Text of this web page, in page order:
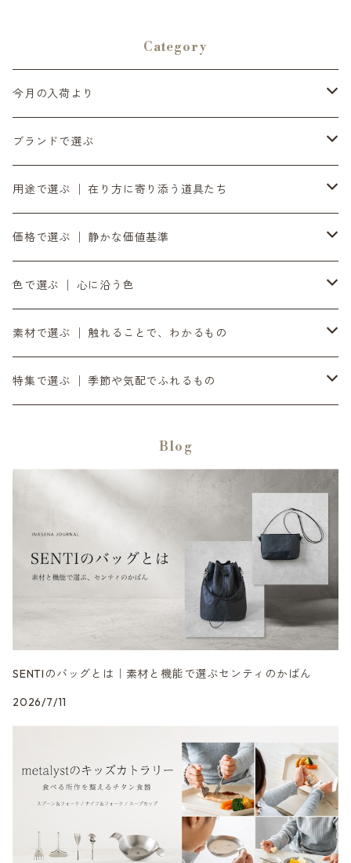
Category
今月の入荷より
6月の入荷便り
7月の入荷便り
8月の入荷便り
10月の入荷便り
11月の入荷便り
12月の入荷便り
5月の入荷便り
ブランドで選ぶ
INASENA SOUNDS │ イナセナサウンズ
to UTAU │ うたうへ
OZOPS │ オズオプス
SANDPRODUCT │ サンドプロダクト
センティ │ SENTI
SENTIの財布
SENTIのベルト
metalyst │ メタリスト
用途で選ぶ │ 在り方に寄り添う道具たち
持ち歩く道具 │ バッグ・財布・ポーチ・スマホストラップ
軸をととのえる │ 時計・ベルト
書く・置く・添える │ ペン立て・コースター
余白をつくる｜ミラー・プランター・インテリア
食卓をととのえる │ カトラリー・食器
価格で選ぶ │ 静かな価値基準
気負わず選ぶ │ 〜¥9,999
日々に添える │ ¥10,000〜¥19,999
時間とともに在る │ ¥20,000〜
色で選ぶ │ 心に沿う色
黒
銀
素材で選ぶ │ 触れることで、わかるもの
ダイニーマレザー
シュリンクレザー
特集で選ぶ │ 季節や気配でふれるもの
Blog
SENTIのバッグとは｜素材と機能で選ぶセンティのかばん
2026/7/11